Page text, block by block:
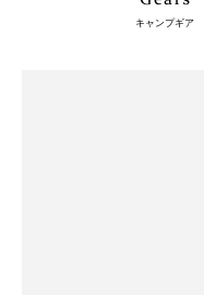
キャンプギア